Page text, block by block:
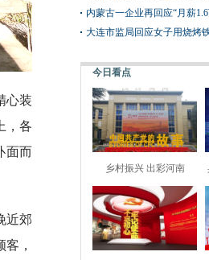
心装
，各
面而
近郊
，
内蒙古一企业再回应“月薪
大连市监局回应女子用烧烤
今日看点
乡村振兴 出彩河南